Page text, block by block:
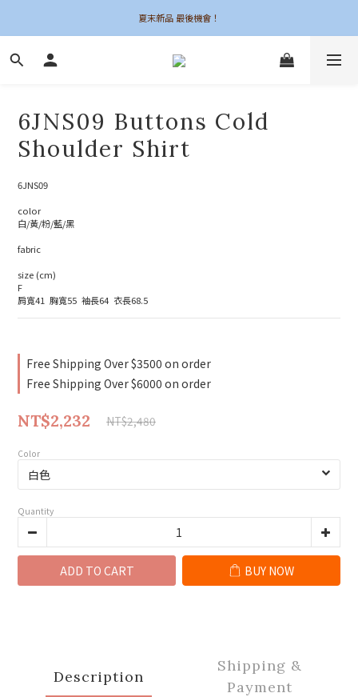
夏末新品 最後機會！
夏末新品 最後機會！
6UNE MADE 全系列自訂
夏末新品 最後機會！
6JNS09 Buttons Cold
Shoulder Shirt
6JNS09
color
白/黃/粉/藍/黑
fabric
size (cm)
F
肩寬41  胸寬55  袖長64  衣長68.5
Free Shipping Over $3500 on order
Free Shipping Over $6000 on order
NT$2,232 NT$2,480
Color
Quantity
ADD TO CART BUY NOW
Description
Shipping &
Payment